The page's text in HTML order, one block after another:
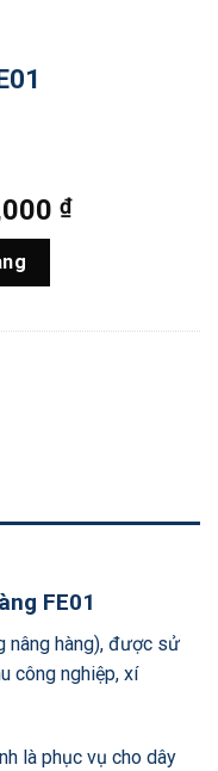
₫.
₫Giá
FE01
nâng hàng), được sử
công nghiệp, xí
là phục vụ cho dây